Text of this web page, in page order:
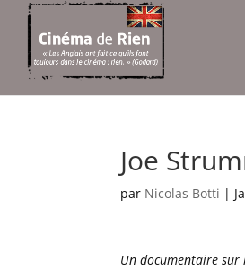
Joe
par Nicolas Botti |
Un documentaire sur